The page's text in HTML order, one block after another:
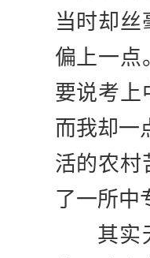
当时却
偏上一点
要说考上
而我却一
活的农村
了一所中
其实